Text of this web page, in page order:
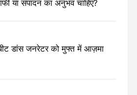
या संपादन का अनुभव चाहिए?
डांस जनरेटर को मुफ्त में आज़मा